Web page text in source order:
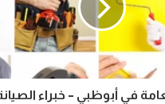
في أبوظبي – خبراء